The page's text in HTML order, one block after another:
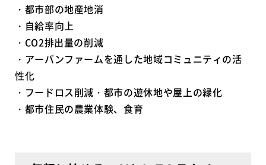
・都市部の地産地消
・自給率向上
・CO2排出量の削減
・アーバンファームを通した地域コミュニティの活
性化
・フードロス削減・都市の遊休地や屋上の緑化
・都市住民の農業体験、食育